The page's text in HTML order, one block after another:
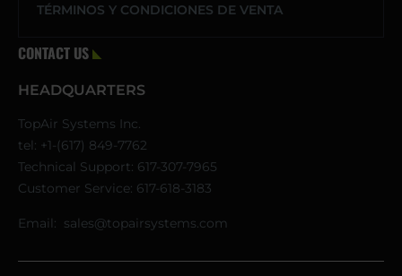
TÉRMINOS Y CONDICIONES DE VENTA
CONTACT US
HEADQUARTERS
TopAir Systems Inc.
tel: +1-(617) 849-7762
Technical Support: 617-307-7965
Customer Service: 617-618-3183
Email: sales@topairsystems.com